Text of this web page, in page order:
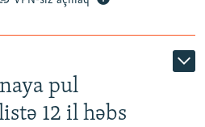
pul
12 il həbs